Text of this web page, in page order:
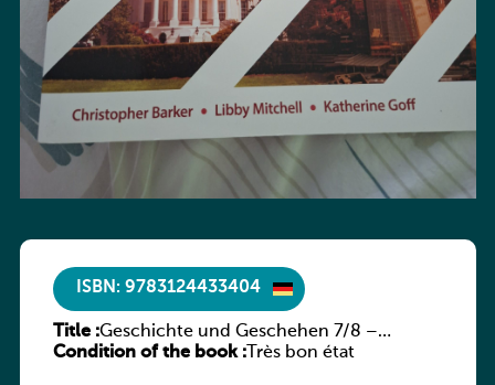
ISBN: 9783124433404
Title :Geschichte und Geschehen 7/8 –
Rheinland-Pfalz
Condition of the book :Très bon état